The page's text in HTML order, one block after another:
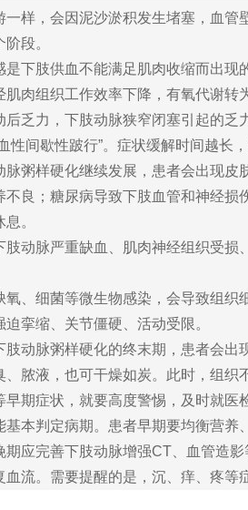
一样，会因泥沙淤积发生堵塞，血
段。
是下肢供血不能满足肌肉收缩而出
肉组织工作效率下降，有氧代谢
后乏力，下肢动脉狭窄闭塞引起的
性间歇性跛行”。症状缓解时间越长，
脉粥样硬化继续发展，患者会出现
不良；糖尿病导致下肢血管和神经
。
动脉严重缺血、肌肉神经组织受损
、细菌等微生物感染，会导致组
挛缩、关节僵硬、活动受限。
肢动脉粥样硬化的终末期，患者会
脓液，也可干燥如炭。此时，组织
期症状，就要高度警惕，及时就医
基本判定病期。患者早期要均衡营
应完善下肢动脉增强CT、血管造
血流。需要提醒的是，沉、痒、疼